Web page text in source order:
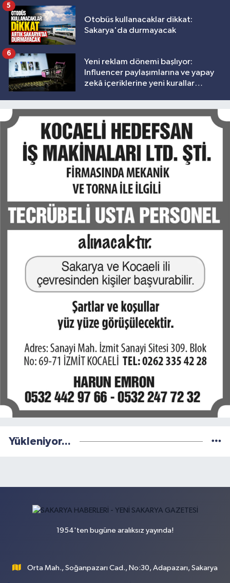
Otobüs kullanacaklar dikkat:
Sakarya'da durmayacak
5
Yeni reklam dönemi başlıyor:
Influencer paylaşımlarına ve yapay
zekâ içeriklerine yeni kurallar
6
Yükleniyor...
1954'ten bugüne aralıksız yayında!
Orta Mah., Soğanpazarı Cad., No:30, Adapazarı, Sakarya